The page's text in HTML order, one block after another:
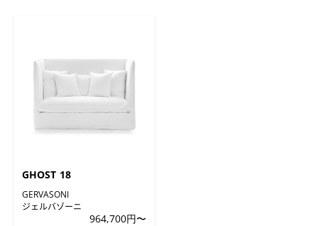
GHOST 18
GERVASONI
ジェルバゾーニ
964,700円〜